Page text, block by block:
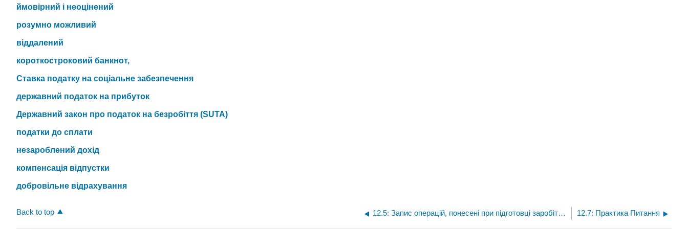
ймовірний і неоцінений
розумно можливий
віддалений
короткостроковий банкнот,
Ставка податку на соціальне забезпечення
державний податок на прибуток
Державний закон про податок на безробіття (SUTA)
податки до сплати
незароблений дохід
компенсація відпустки
добровільне відрахування
Back to top 12.5: Запис операцій, понесені при підготовці заробітної плати 12.7: Практика Питання